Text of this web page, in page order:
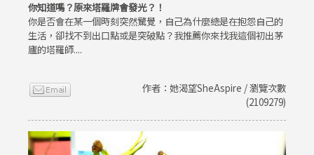
你知道嗎？原來塔羅牌會發光？！
你是否會在某一個時刻突然驚覺，自己為什麼總是在抱怨自己的
生活，卻找不到出口點或是突破點？我推薦你來找我這個初出茅
廬的塔羅師....
作者：她渴望SheAspire / 瀏覽次數
(2109279)